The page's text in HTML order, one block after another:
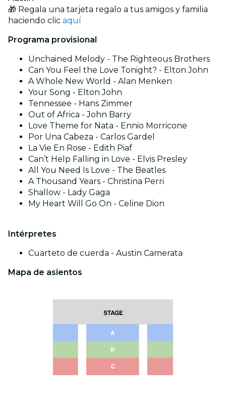
🎁 Regala una tarjeta regalo a tus amigos y familia
haciendo clic aquí
Programa provisional
Unchained Melody - The Righteous Brothers
Can You Feel the Love Tonight? - Elton John
A Whole New World - Alan Menken
Your Song - Elton John
Tennessee - Hans Zimmer
Out of Africa - John Barry
Love Theme for Nata - Ennio Morricone
Por Una Cabeza - Carlos Gardel
La Vie En Rose - Edith Piaf
Can’t Help Falling in Love - Elvis Presley
All You Need Is Love - The Beatles
A Thousand Years - Christina Perri
Shallow - Lady Gaga
My Heart Will Go On - Celine Dion
Intérpretes
Cuarteto de cuerda - Austin Camerata
Mapa de asientos